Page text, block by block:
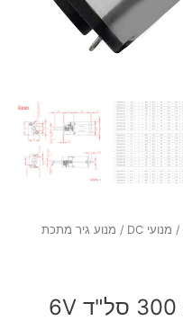
/ מנועי DC
/ מנוע גיר מתכת